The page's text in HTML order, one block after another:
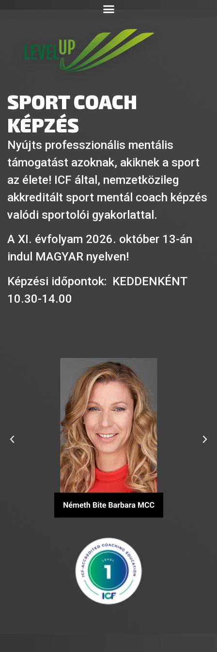
SPORT COACH
KÉPZÉS
Nyújts professzionális mentális
támogatást azoknak, akiknek a sport
az élete! ICF által, nemzetközileg
akkreditált sport mentál coach képzés
valódi sportolói gyakorlattal.
A XI. évfolyam 2026. október 13-án
indul MAGYAR nyelven!
Képzési időpontok: KEDDENKÉNT
10.30-14.00